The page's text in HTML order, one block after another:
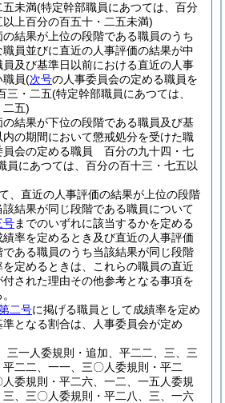
五未満(特定幹部職員にあつては、百分
上百分の百五十・二五未満)
結果が上位の段階である職員のうち
員並びに直近の人事評価の結果が中
及び基準日以前における直近の人事
員(次号の人事委員会の定める職員を
三・二五(特定幹部職員にあつては、
二五)
結果が下位の段階である職員及び基
の期間において懲戒処分を受けた職
員会の定める職員 百分の九十四・七
員にあつては、百分の百十三・七五以
、直近の人事評価の結果が上位の段階
結果が同じ段階である職員について
号までのいずれに該当するかを定める
率を定めるとき及び直近の人事評価
ある職員のうち当該結果が同じ段階
定めるときは、これらの職員の直近
された理由その他参考となる事項を
二号に掲げる職員として成績率を定め
となる割合は、人事委員会が定め
三一人委規則・追加、平二二、三、三
二二、一一、三〇人委規則・平二
委規則・平二六、一二、一五人委規
三、三〇人委規則・平二八、三、一六